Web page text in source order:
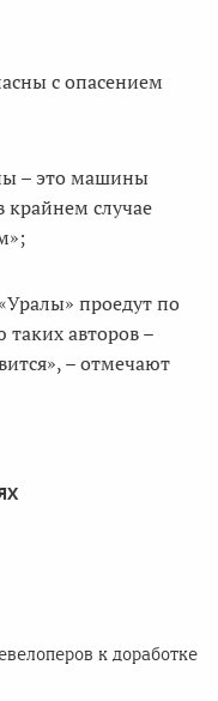
с опасением
– это машины
случае
проедут по
авторов –
– отмечают
к доработке